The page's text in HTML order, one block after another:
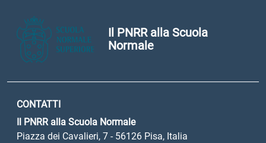
Il PNRR alla Scuola
Normale
CONTATTI
Il PNRR alla Scuola Normale
Piazza dei Cavalieri, 7 - 56126 Pisa, Italia